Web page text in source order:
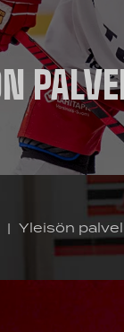
| Yleisön